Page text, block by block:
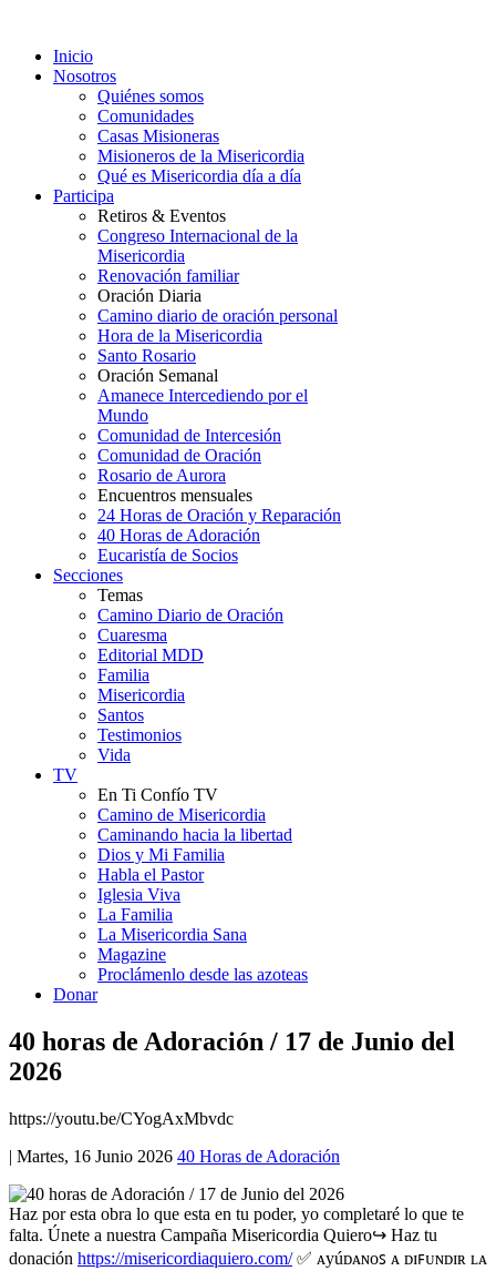
Inicio
Nosotros
Quiénes somos
Comunidades
Casas Misioneras
Misioneros de la Misericordia
Qué es Misericordia día a día
Participa
Retiros & Eventos
Congreso Internacional de la
Misericordia
Renovación familiar
Oración Diaria
Camino diario de oración personal
Hora de la Misericordia
Santo Rosario
Oración Semanal
Amanece Intercediendo por el
Mundo
Comunidad de Intercesión
Comunidad de Oración
Rosario de Aurora
Encuentros mensuales
24 Horas de Oración y Reparación
40 Horas de Adoración
Eucaristía de Socios
Secciones
Temas
Camino Diario de Oración
Cuaresma
Editorial MDD
Familia
Misericordia
Santos
Testimonios
Vida
TV
En Ti Confío TV
Camino de Misericordia
Caminando hacia la libertad
Dios y Mi Familia
Habla el Pastor
Iglesia Viva
La Familia
La Misericordia Sana
Magazine
Proclámenlo desde las azoteas
Donar
40 horas de Adoración / 17 de Junio del
2026
https://youtu.be/CYogAxMbvdc
| Martes, 16 Junio 2026 40 Horas de Adoración
Haz por esta obra lo que esta en tu poder, yo completaré lo que te
falta. Únete a nuestra Campaña Misericordia Quiero↪️ Haz tu
donación https://misericordiaquiero.com/✅ ᴀyúᴅᴀɴᴏꜱ ᴀ ᴅɪꜰᴜɴᴅɪʀ ʟᴀ